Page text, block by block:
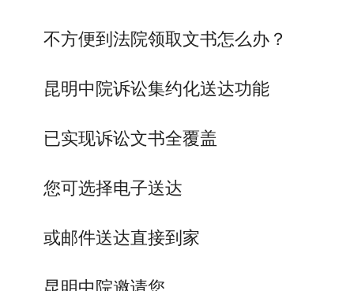
不方便到法院领取文书怎么办？
昆明中院诉讼集约化送达功能
已实现诉讼文书全覆盖
您可选择电子送达
或邮件送达直接到家